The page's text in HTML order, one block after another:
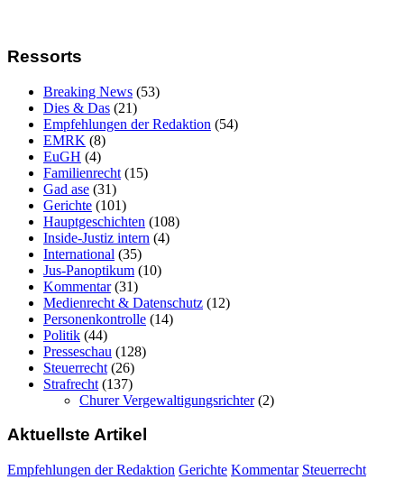
Ressorts
Breaking News (53)
Dies & Das (21)
Empfehlungen der Redaktion (54)
EMRK (8)
EuGH (4)
Familienrecht (15)
Gad ase (31)
Gerichte (101)
Hauptgeschichten (108)
Inside-Justiz intern (4)
International (35)
Jus-Panoptikum (10)
Kommentar(31)
Medienrecht & Datenschutz (12)
Personenkontrolle (14)
Politik (44)
Presseschau (128)
Steuerrecht (26)
Strafrecht (137)
Churer Vergewaltigungsrichter(2)
Aktuellste Artikel
Empfehlungen der Redaktion Gerichte Kommentar Steuerrecht